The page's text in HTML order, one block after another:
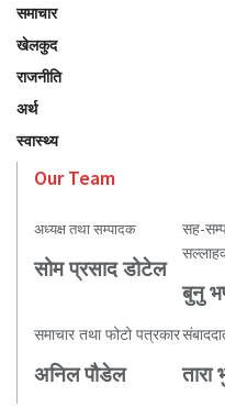
समाचार
खेलकुद
राजनीति
अर्थ
स्वास्थ्य
Our Team
अध्यक्ष तथा सम्पादक
सोम प्रसाद डोटेल
सह-
बुनु
समाचार तथा फोटो पत्रकार
अनिल पौडेल तारा